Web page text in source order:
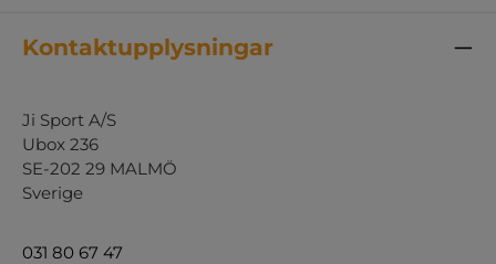
Kontaktupplysningar
Ji Sport A/S
Ubox 236
SE-202 29 MALMÖ
Sverige
031 80 67 47